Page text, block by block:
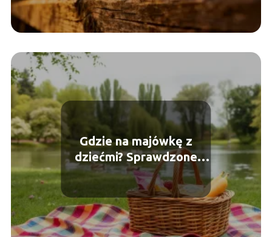
Gdzie na majówkę z
dziećmi? Sprawdzone
pomysły na wyjazd